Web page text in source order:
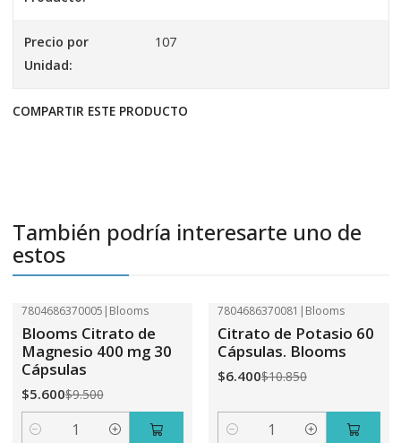
Precio por
Unidad:
107
COMPARTIR ESTE PRODUCTO
También podría interesarte uno de
estos
7804686370005 | Blooms
Blooms Citrato de
Magnesio 400 mg 30
Cápsulas
$5.600$9.500
Cantidad
7804686370081 | Blooms
Citrato de Potasio 60
Cápsulas. Blooms
$6.400$10.850
Cantidad